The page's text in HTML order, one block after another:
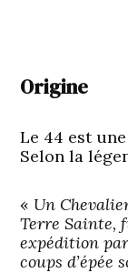
Origine
Le 44 est
Selon la
« Un
Terre Sainte,
expédition
coups d’épée